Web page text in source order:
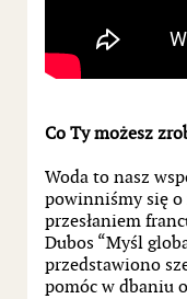
Co Ty możesz
Woda to nasz
powinniśmy się o
przesłaniem
Dubos “Myśl
przedstawiono
pomóc w dbaniu